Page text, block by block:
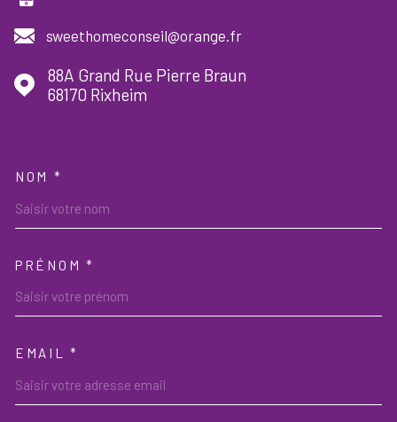
sweethomeconseil@orange.fr
88A Grand Rue Pierre Braun
68170
Rixheim
NOM *
PRÉNOM *
EMAIL *